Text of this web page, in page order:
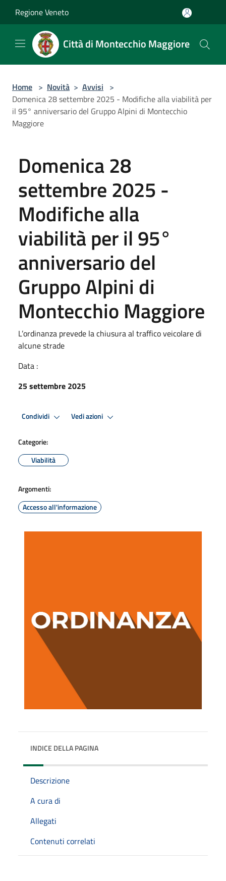
Regione Veneto
Città di Montecchio Maggiore
Home > Novità > Avvisi >
Domenica 28 settembre 2025 - Modifiche alla viabilità per
il 95° anniversario del Gruppo Alpini di Montecchio
Maggiore
Domenica 28
settembre 2025 -
Modifiche alla
viabilità per il 95°
anniversario del
Gruppo Alpini di
Montecchio Maggiore
L’ordinanza prevede la chiusura al traffico veicolare di
alcune strade
Data :
25 settembre 2025
Condividi Vedi azioni
Categorie:
Viabilità
Argomenti:
Accesso all'informazione
INDICE DELLA PAGINA
Descrizione
A cura di
Allegati
Contenuti correlati